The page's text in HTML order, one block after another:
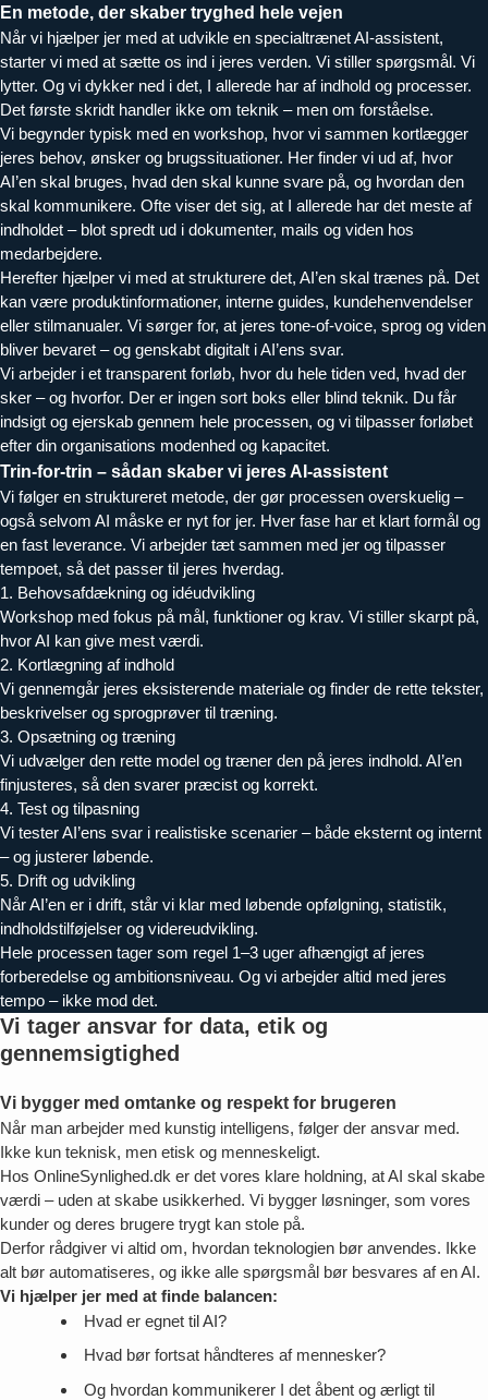
En metode, der skaber tryghed hele vejen
Når vi hjælper jer med at udvikle en specialtrænet AI-assistent,
starter vi med at sætte os ind i jeres verden. Vi stiller spørgsmål. Vi
lytter. Og vi dykker ned i det, I allerede har af indhold og processer.
Det første skridt handler ikke om teknik – men om forståelse.
Vi begynder typisk med en workshop, hvor vi sammen kortlægger
jeres behov, ønsker og brugssituationer. Her finder vi ud af, hvor
AI’en skal bruges, hvad den skal kunne svare på, og hvordan den
skal kommunikere. Ofte viser det sig, at I allerede har det meste af
indholdet – blot spredt ud i dokumenter, mails og viden hos
medarbejdere.
Herefter hjælper vi med at strukturere det, AI’en skal trænes på. Det
kan være produktinformationer, interne guides, kundehenvendelser
eller stilmanualer. Vi sørger for, at jeres tone-of-voice, sprog og viden
bliver bevaret – og genskabt digitalt i AI’ens svar.
Vi arbejder i et transparent forløb, hvor du hele tiden ved, hvad der
sker – og hvorfor. Der er ingen sort boks eller blind teknik. Du får
indsigt og ejerskab gennem hele processen, og vi tilpasser forløbet
efter din organisations modenhed og kapacitet.
Trin-for-trin – sådan skaber vi jeres AI-assistent
Vi følger en struktureret metode, der gør processen overskuelig –
også selvom AI måske er nyt for jer. Hver fase har et klart formål og
en fast leverance. Vi arbejder tæt sammen med jer og tilpasser
tempoet, så det passer til jeres hverdag.
1. Behovsafdækning og idéudvikling
Workshop med fokus på mål, funktioner og krav. Vi stiller skarpt på,
hvor AI kan give mest værdi.
2. Kortlægning af indhold
Vi gennemgår jeres eksisterende materiale og finder de rette tekster,
beskrivelser og sprogprøver til træning.
3. Opsætning og træning
Vi udvælger den rette model og træner den på jeres indhold. AI’en
finjusteres, så den svarer præcist og korrekt.
4. Test og tilpasning
Vi tester AI’ens svar i realistiske scenarier – både eksternt og internt
– og justerer løbende.
5. Drift og udvikling
Når AI’en er i drift, står vi klar med løbende opfølgning, statistik,
indholdstilføjelser og videreudvikling.
Hele processen tager som regel 1–3 uger afhængigt af jeres
forberedelse og ambitionsniveau. Og vi arbejder altid med jeres
tempo – ikke mod det.
Vi tager ansvar for data, etik og
gennemsigtighed
Vi bygger med omtanke og respekt for brugeren
Når man arbejder med kunstig intelligens, følger der ansvar med.
Ikke kun teknisk, men etisk og menneskeligt.
Hos OnlineSynlighed.dk er det vores klare holdning, at AI skal skabe
værdi – uden at skabe usikkerhed. Vi bygger løsninger, som vores
kunder og deres brugere trygt kan stole på.
Derfor rådgiver vi altid om, hvordan teknologien bør anvendes. Ikke
alt bør automatiseres, og ikke alle spørgsmål bør besvares af en AI.
Vi hjælper jer med at finde balancen:
Hvad er egnet til AI?
Hvad bør fortsat håndteres af mennesker?
Og hvordan kommunikerer I det åbent og ærligt til